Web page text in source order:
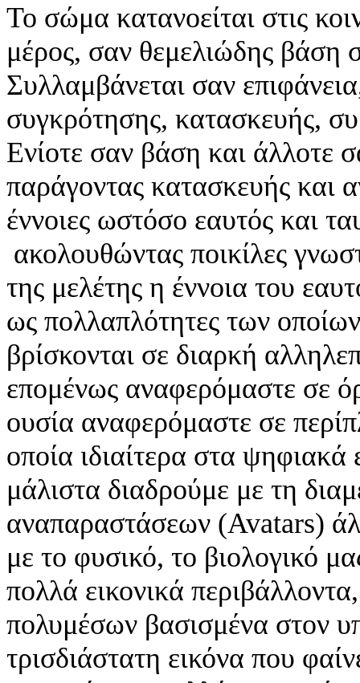
Το σώμα κατανοείται στις
μέρος, σαν θεμελιώδης βάση
Συλλαμβάνεται σαν
συγκρότησης, κατασκευής,
Ενίοτε σαν βάση και άλλοτε
παράγοντας κατασκευής και
έννοιες ωστόσο εαυτός και
ακολουθώντας ποικίλες
της μελέτης η έννοια του
ως πολλαπλότητες των
βρίσκονται σε διαρκή
επομένως αναφερόμαστε σε
ουσία αναφερόμαστε σε
οποία ιδιαίτερα στα
μάλιστα διαδρούμε με τη
αναπαραστάσεων (Avatars)
με το φυσικό, το βιολογικό
πολλά εικονικά
πολυμέσων βασισμένα στον
τρισδιάστατη εικόνα που